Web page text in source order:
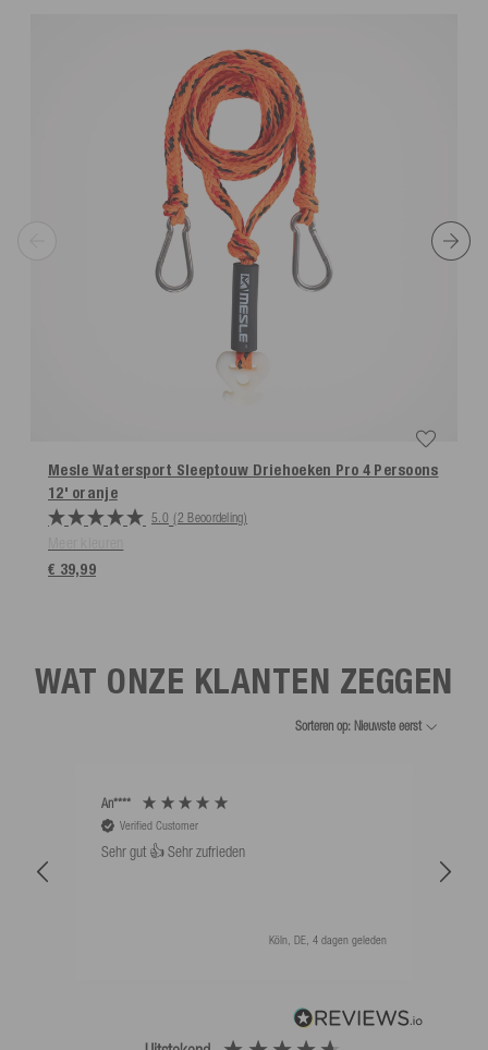
Mesle Watersport Sleeptouw Driehoeken Pro 4 Persoons
12' oranje
5.0 (2 Beoordeling)
€ 39,99
WAT ONZE KLANTEN ZEGGEN
Sorteren op: Nieuwste eerst
An****
Verified Customer
Sehr gut 👍 Sehr zufrieden
Köln, DE, 4 dagen geleden